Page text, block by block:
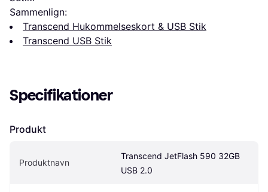
Sammenlign:
Transcend Hukommelseskort & USB Stik
Transcend USB Stik
Specifikationer
Produkt
Produktnavn
Transcend JetFlash 590 32GB
USB 2.0